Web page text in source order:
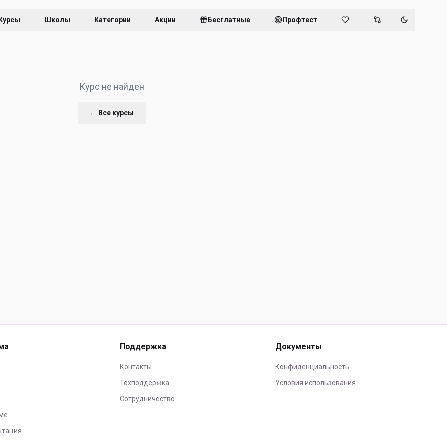
Курсы Школы Категории Акции Бесплатные Профтест
Курс не найден
← Все курсы
Поддержка
Контакты
Техподдержка
Сотрудничество
Документы
Конфиденциальность
Условия использования